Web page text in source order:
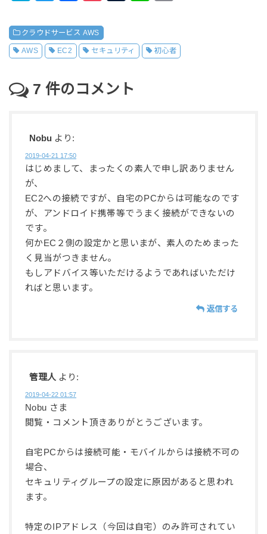
e
n
tt
er
c
e
o
ck
et bl
y
クラウドサービス AWS
AWS EC2 セキュリティ 初心者
7 件のコメント
Nobu より:
2019-04-21 17:50
はじめまして、まったくの素人で申し訳ありません
が、
EC2への接続ですが、自宅のPCからは可能なのです
が、アンドロイド携帯等でうまく接続ができないの
です。
何かEC２側の設定かと思いまが、素人のためまった
く見当がつきません。
もしアドバイス等いただけるようであればいただけ
ればと思います。
返信する
管理人 より:
2019-04-22 01:57
Nobu さま
閲覧・コメント頂きありがとうございます。
自宅PCからは接続可能・モバイルからは接続不可の
場合、
セキュリティグループの設定に原因があると思われ
ます。
特定のIPアドレス（今回は自宅）のみ許可されてい